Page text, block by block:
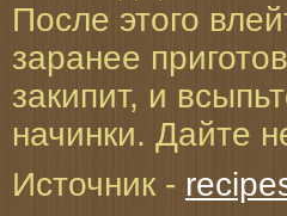
После этого
заранее
закипит, и
начинки. Дайте
Источник -